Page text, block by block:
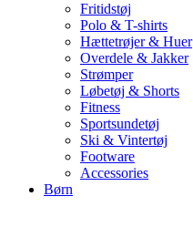
Fritidstøj
Polo & T-shirts
Hættetrøjer & Huer
Overdele & Jakker
Strømper
Løbetøj & Shorts
Fitness
Sportsundetøj
Ski & Vintertøj
Footware
Accessories
Børn